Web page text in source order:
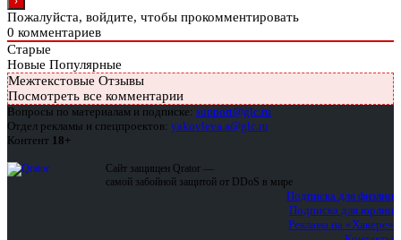
Пожалуйста, войдите, чтобы прокомментировать
0 комментариев
Старые
Новые Популярные
Межтекстовые Отзывы
Посмотреть все комментарии
Вопросы по материалам и подписке: support@glc.ru
Отдел рекламы и спецпроектов: yakovleva.a@glc.ru
Контент 18+
Сайт защищен Qrator —
самой забойной защитой от DDoS в мире
Подписка для физлиц
Подписка для юрлиц
Реклама на «Хакере»